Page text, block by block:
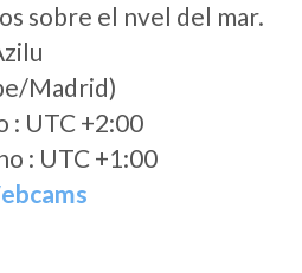
sobre el nvel del mar.
Madrid)
: UTC +2:00
: UTC +1:00